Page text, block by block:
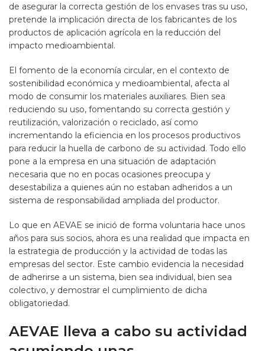
de asegurar la correcta gestión de los envases tras su uso,
pretende la implicación directa de los fabricantes de los
productos de aplicación agrícola en la reducción del
impacto medioambiental.
El fomento de la economía circular, en el contexto de
sostenibilidad económica y medioambiental, afecta al
modo de consumir los materiales auxiliares. Bien sea
reduciendo su uso, fomentando su correcta gestión y
reutilización, valorización o reciclado, así como
incrementando la eficiencia en los procesos productivos
para reducir la huella de carbono de su actividad. Todo ello
pone a la empresa en una situación de adaptación
necesaria que no en pocas ocasiones preocupa y
desestabiliza a quienes aún no estaban adheridos a un
sistema de responsabilidad ampliada del productor.
Lo que en AEVAE se inició de forma voluntaria hace unos
años para sus socios, ahora es una realidad que impacta en
la estrategia de producción y la actividad de todas las
empresas del sector. Este cambio evidencia la necesidad
de adherirse a un sistema, bien sea individual, bien sea
colectivo, y demostrar el cumplimiento de dicha
obligatoriedad.
AEVAE lleva a cabo su actividad